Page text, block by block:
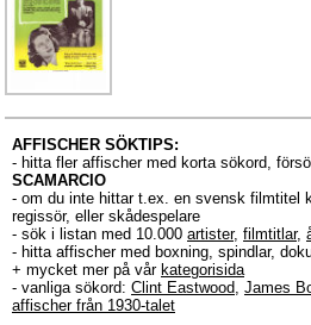
AFFISCHER SÖKTIPS:
- hitta fler affischer med korta sökord,
SCAMARCIO
- om du inte hittar t.ex. en svensk filmtitel
regissör, eller skådespelare
- sök i listan med 10.000 artister, filmtitlar,
- hitta affischer med boxning, spindlar,
+ mycket mer på vår kategorisida
- vanliga sökord: Clint Eastwood, James
affischer från 1930-talet